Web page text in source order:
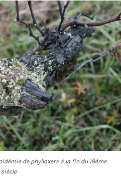
de phylloxera à la fin du 19ème
siècle